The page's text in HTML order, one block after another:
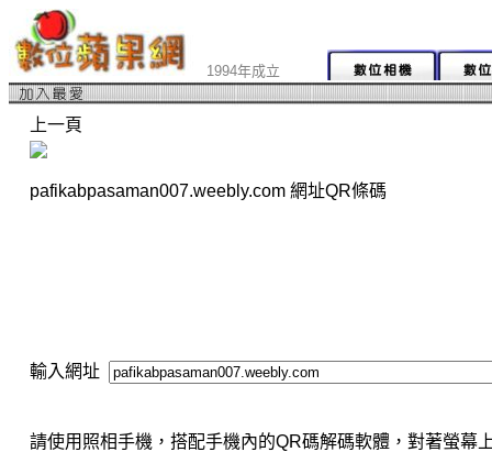
1994年成立
上一頁
pafikabpasaman007.weebly.com 網址QR條碼
輸入網址
請使用照相手機，搭配手機內的QR碼解碼軟體，對著螢幕